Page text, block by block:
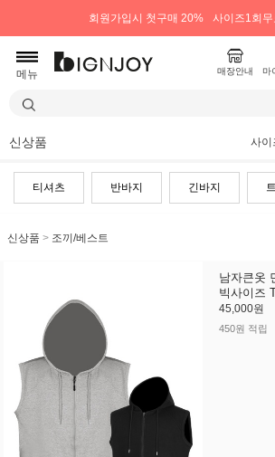
회원가입시 첫구매 20% 사이즈1회
메뉴 매장안내 마
신상품 사이
티셔츠 반바지 긴바지
신상품 > 조끼/베스트
남자큰옷
빅사이즈
45,000원
450원 적립